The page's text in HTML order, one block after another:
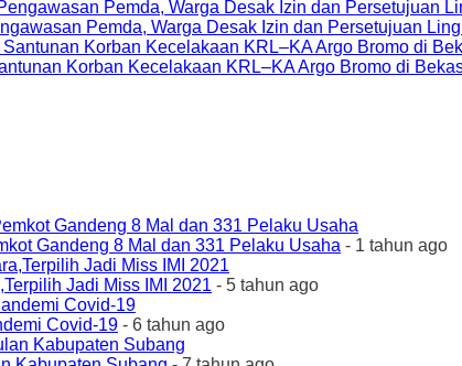
Pemda, Warga Desak Izin dan Persetujuan
Korban Kecelakaan KRL–KA Argo Bromo di
Gandeng 8 Mal dan 331 Pelaku Usaha - 1 tahun ago
Jadi Miss IMI 2021 - 5 tahun ago
Covid-19 - 6 tahun ago